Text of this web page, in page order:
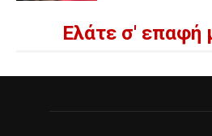
Ελάτε σ' επαφή